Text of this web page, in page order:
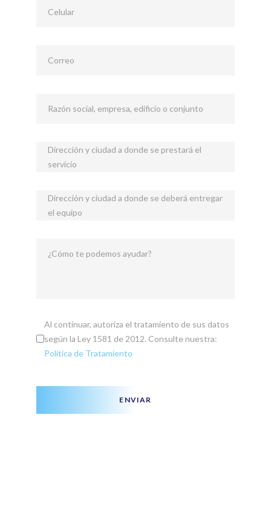
Celular
Correo
Razón social, empresa, edificio o conjunto
Dirección y ciudad a donde se prestará el
servicio
Dirección y ciudad a donde se deberá entregar
el equipo
¿Cómo te podemos ayudar?
Al continuar, autoriza el tratamiento de sus datos
según la Ley 1581 de 2012. Consulte nuestra:
Política de Tratamiento
ENVIAR